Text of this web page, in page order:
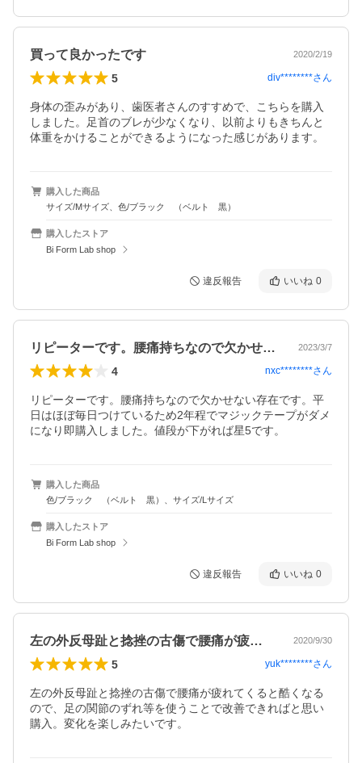
買って良かったです 2020/2/19
5 div********さん
身体の歪みがあり、歯医者さんのすすめで、こちらを購入
しました。足首のブレが少なくなり、以前よりもきちんと
体重をかけることができるようになった感じがあります。
購入した商品
サイズ/Mサイズ、色/ブラック （ベルト 黒）
購入したストア
Bi Form Lab shop
違反報告 いいね 0
リピーターです。腰痛持ちなので欠かせな… 2023/3/7
4 nxc********さん
リピーターです。腰痛持ちなので欠かせない存在です。平
日はほぼ毎日つけているため2年程でマジックテープがダメ
になり即購入しました。値段が下がれば星5です。
購入した商品
色/ブラック （ベルト 黒）、サイズ/Lサイズ
購入したストア
Bi Form Lab shop
違反報告 いいね 0
左の外反母趾と捻挫の古傷で腰痛が疲れて… 2020/9/30
5 yuk********さん
左の外反母趾と捻挫の古傷で腰痛が疲れてくると酷くなる
ので、足の関節のずれ等を使うことで改善できればと思い
購入。変化を楽しみたいです。